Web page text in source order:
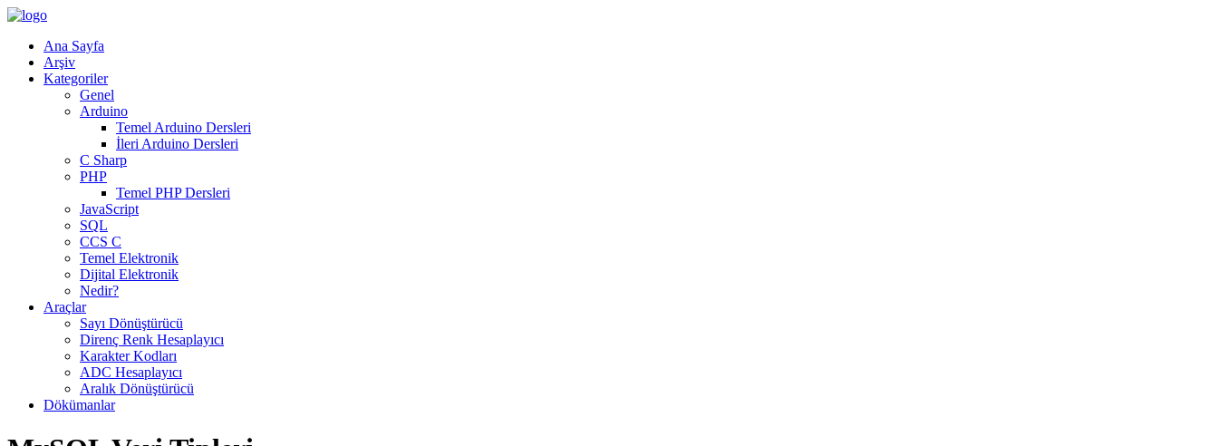
Ana Sayfa
Arşiv
Kategoriler
Genel
Arduino
Temel Arduino Dersleri
İleri Arduino Dersleri
C Sharp
PHP
Temel PHP Dersleri
JavaScript
SQL
CCS C
Temel Elektronik
Dijital Elektronik
Nedir?
Araçlar
Sayı Dönüştürücü
Direnç Renk Hesaplayıcı
Karakter Kodları
ADC Hesaplayıcı
Aralık Dönüştürücü
Dökümanlar